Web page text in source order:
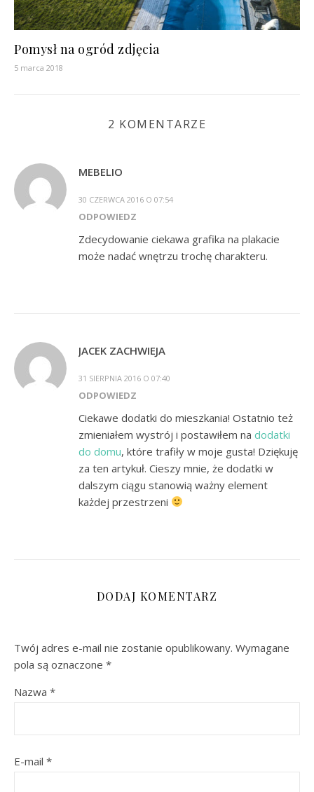
Pomysł na ogród zdjęcia
5 marca 2018
2 KOMENTARZE
MEBELIO
30 CZERWCA 2016 O 07:54
ODPOWIEDZ
Zdecydowanie ciekawa grafika na plakacie
może nadać wnętrzu trochę charakteru.
JACEK ZACHWIEJA
31 SIERPNIA 2016 O 07:40
ODPOWIEDZ
Ciekawe dodatki do mieszkania! Ostatnio też
zmieniałem wystrój i postawiłem na dodatki
do domu, które trafiły w moje gusta! Dziękuję
za ten artykuł. Cieszy mnie, że dodatki w
dalszym ciągu stanowią ważny element
każdej przestrzeni
DODAJ KOMENTARZ
Twój adres e-mail nie zostanie opublikowany. Wymagane
pola są oznaczone *
Nazwa *
E-mail *